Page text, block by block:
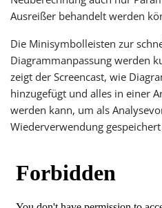
Ausreißer behandelt werden
Die Minisymbolleisten zur
Diagrammanpassung werden
zeigt der Screencast, wie
hinzugefügt und alles in einer
werden kann, um als
Wiederverwendung